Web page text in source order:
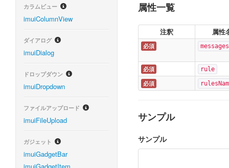
カラムビュー
imuiColumnView
ダイアログ
imuiDialog
ドロップダウン
imuiDropdown
ファイルアップロード
imuiFileUpload
ガジェット
imuiGadgetBar
属性一覧
注釈 属性
必須
必須 rule
必須
サンプル
サンプル